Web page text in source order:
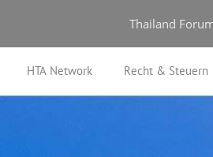
Thailand
HTA Network Recht & Steuern